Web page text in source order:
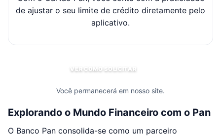
de ajustar o seu limite de crédito diretamente pelo
aplicativo.
VER COMO SOLICITAR
Você permanecerá em nosso site.
Explorando o Mundo Financeiro com o Pan
O Banco Pan consolida-se como um parceiro